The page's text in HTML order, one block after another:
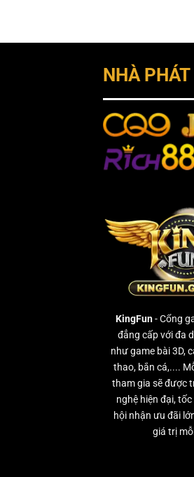
NHÀ
KingFun- Cổng
đẳng cấp với đa
như game bài 3D,
thao, bắn cá,....
tham gia sẽ được
nghệ hiện đại,
hội nhận ưu đãi
giá trị